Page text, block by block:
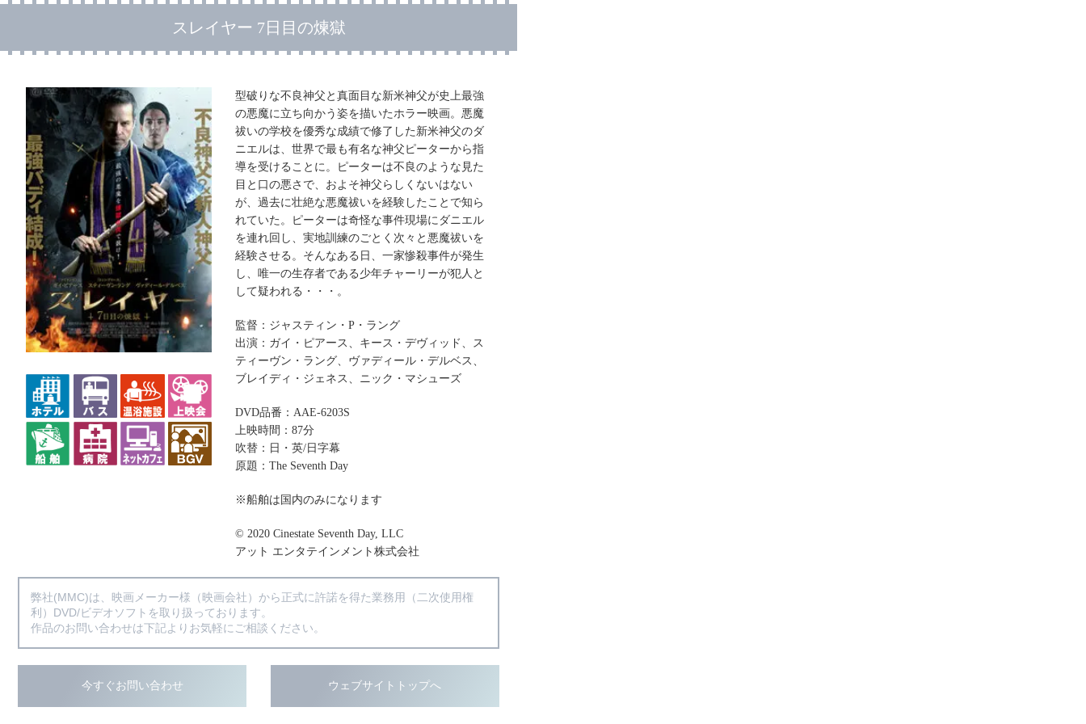
スレイヤー 7日目の煉獄
型破りな不良神父と真面目な新米神父が史上最強
の悪魔に立ち向かう姿を描いたホラー映画。悪魔
祓いの学校を優秀な成績で修了した新米神父のダ
ニエルは、世界で最も有名な神父ピーターから指
導を受けることに。ピーターは不良のような見た
目と口の悪さで、およそ神父らしくないはない
が、過去に壮絶な悪魔祓いを経験したことで知ら
れていた。ピーターは奇怪な事件現場にダニエル
を連れ回し、実地訓練のごとく次々と悪魔祓いを
経験させる。そんなある日、一家惨殺事件が発生
し、唯一の生存者である少年チャーリーが犯人と
して疑われる・・・。
監督：ジャスティン・P・ラング
出演：ガイ・ピアース、キース・デヴィッド、ス
ティーヴン・ラング、ヴァディール・デルベス、
ブレイディ・ジェネス、ニック・マシューズ
DVD品番：AAE-6203S
上映時間：87分
吹替：日・英/日字幕
原題：The Seventh Day
※船舶は国内のみになります
© 2020 Cinestate Seventh Day, LLC
アット エンタテインメント株式会社
弊社(MMC)は、映画メーカー様（映画会社）から正式に許諾を得た業務用（二次使用権
利）DVD/ビデオソフトを取り扱っております。
作品のお問い合わせは下記よりお気軽にご相談ください。
今すぐお問い合わせ ウェブサイトトップへ